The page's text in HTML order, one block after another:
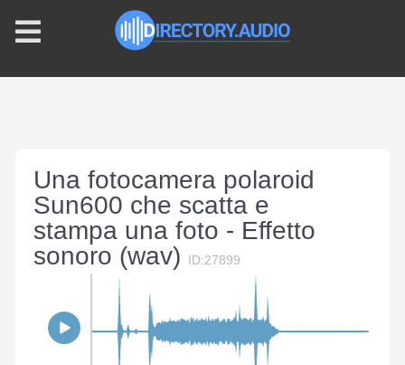
Una fotocamera polaroid
Sun600 che scatta e
stampa una foto - Effetto
sonoro (wav)
ID:27899